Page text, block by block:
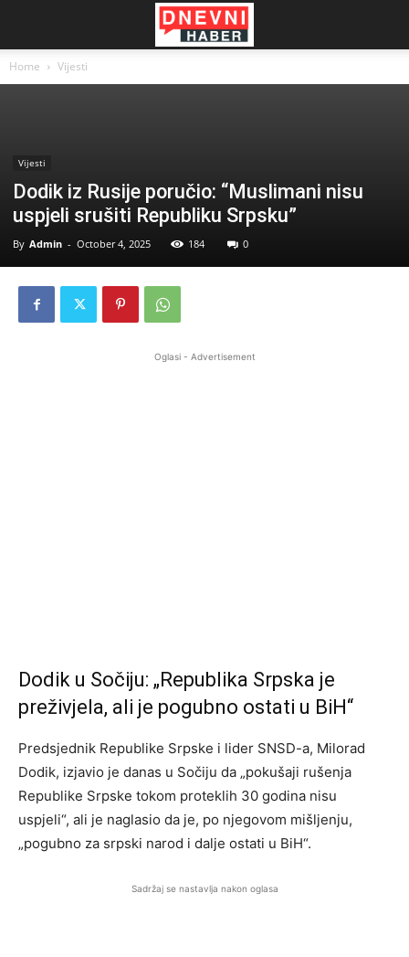
Home Vijesti
Vijesti
Dodik iz Rusije poručio: “Muslimani nisu
uspjeli srušiti Republiku Srpsku”
By Admin - October 4, 2025 184 0
Oglasi - Advertisement
Dodik u Sočiju: „Republika Srpska je
preživjela, ali je pogubno ostati u BiH“
Predsjednik Republike Srpske i lider SNSD-a, Milorad
Dodik, izjavio je danas u Sočiju da „pokušaji rušenja
Republike Srpske tokom proteklih 30 godina nisu
uspjeli“, ali je naglasio da je, po njegovom mišljenju,
„pogubno za srpski narod i dalje ostati u BiH“.
Sadržaj se nastavlja nakon oglasa